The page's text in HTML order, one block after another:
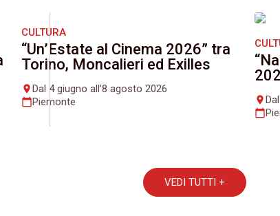
CULTURA
“Un’Estate al Cinema 2026” tra
Torino, Moncalieri ed Exilles
place Dal 4 giugno all’8 agosto 2026
calendar_todayPiemonte place
calendar_today
VEDI TUTTI +